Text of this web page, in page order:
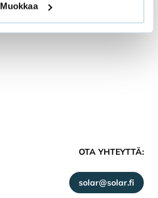
Muokkaa
OTA YHTEYTTÄ:
solar@solar.fi